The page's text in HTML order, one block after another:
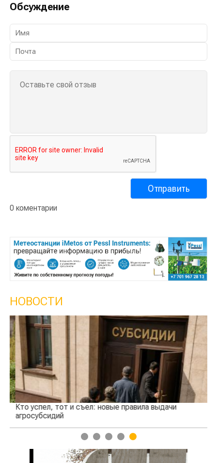
Обсуждение
0 коментарии
НОВОСТИ
Кто успел, тот и съел: новые правила выдачи
агросубсидий
1 2 3 4 5